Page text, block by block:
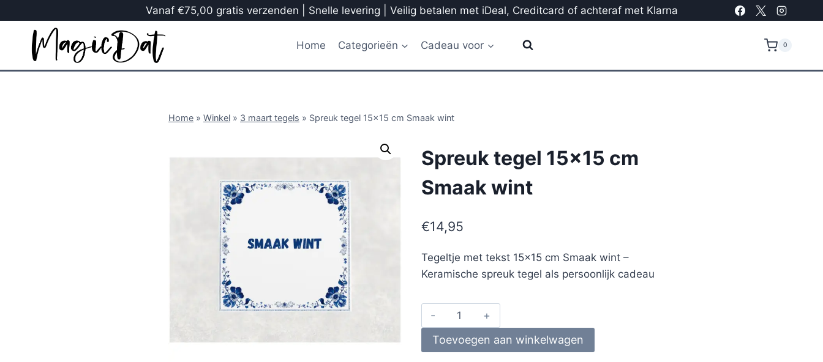
Vanaf €75,00 gratis verzenden | Snelle levering | Veilig betalen met iDeal, Creditcard of achteraf met Klarna
Home Categorieën Cadeau voor 0
Home » Winkel » 3 maart tegels » Spreuk tegel 15×15 cm Smaak wint
Spreuk tegel 15×15 cm
Smaak wint
€14,95
Tegeltje met tekst 15×15 cm Smaak wint –
Keramische spreuk tegel als persoonlijk cadeau
Toevoegen aan winkelwagen